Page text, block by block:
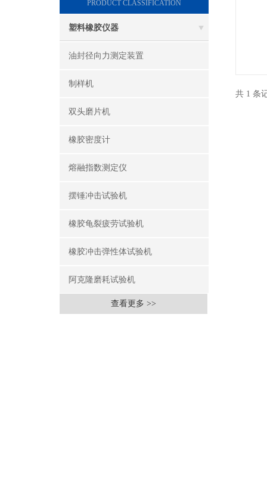
PRODUCT CLASSIFICATION
塑料橡胶仪器
油封径向力测定装置
制样机
双头磨片机
橡胶密度计
熔融指数测定仪
摆锤冲击试验机
橡胶龟裂疲劳试验机
橡胶冲击弹性体试验机
阿克隆磨耗试验机
查看更多 >>
共 1 条